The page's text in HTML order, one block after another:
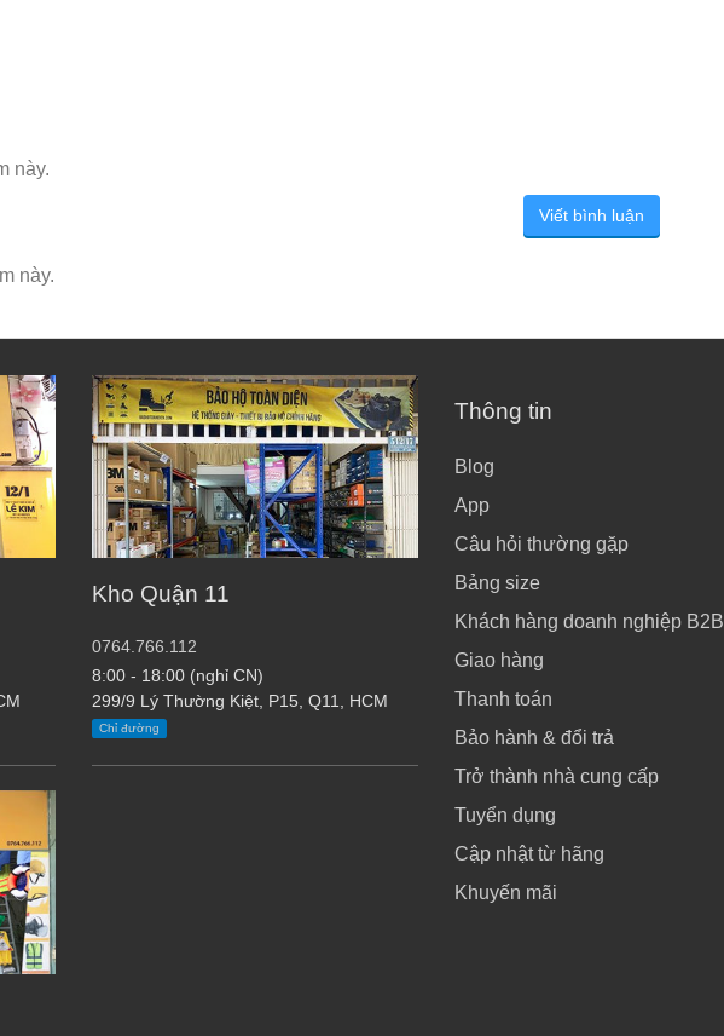
này.
Viết bình luận
này.
Kho Quận 11
0764.766.112
8:00 - 18:00 (nghỉ CN)
299/9 Lý Thường Kiệt, P15, Q11, HCM
Chỉ đường
Thông tin
Blog
App
Câu hỏi thường gặp
Bảng size
Khách hàng doanh nghiệp B2B
Giao hàng
Thanh toán
Bảo hành & đổi trả
Trở thành nhà cung cấp
Tuyển dụng
Cập nhật từ hãng
Khuyến mãi